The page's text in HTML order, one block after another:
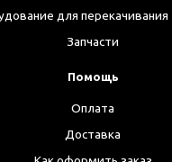
для перекачивания
Запчасти
Помощь
Оплата
Доставка